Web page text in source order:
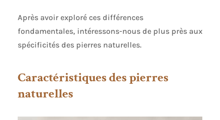
Après avoir exploré ces différences
fondamentales, intéressons-nous de plus près aux
spécificités des pierres naturelles.
Caractéristiques des pierres
naturelles